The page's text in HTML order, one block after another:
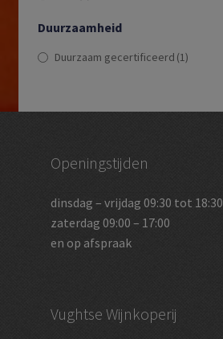
Duurzaamheid
Duurzaam gecertificeerd (1)
Openingstijden
dinsdag – vrijdag 09:30 tot 18:30
zaterdag 09:00 – 17:00
en op afspraak
Vughtse Wijnkoperij